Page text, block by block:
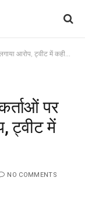
ट्वीट में कही बड़ी बात
पर
ट्वीट में
NO COMMENTS